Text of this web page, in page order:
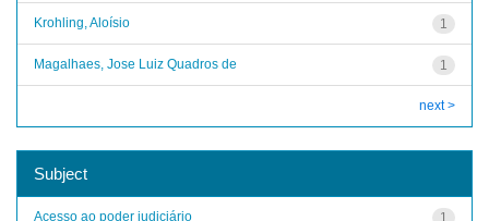
1
Krohling, Aloísio
1
Magalhaes, Jose Luiz Quadros de
next >
Subject
1
Acesso ao poder judiciário